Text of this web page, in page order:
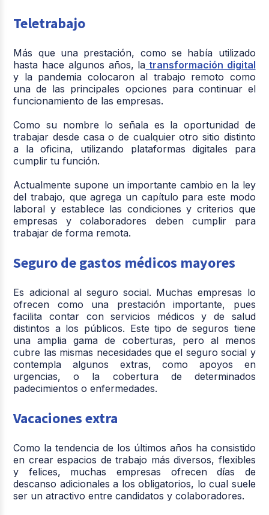
Teletrabajo
Más que una prestación, como se había utilizado
hasta hace algunos años, la transformación digital
y la pandemia colocaron al trabajo remoto como
una de las principales opciones para continuar el
funcionamiento de las empresas.
Como su nombre lo señala es la oportunidad de
trabajar desde casa o de cualquier otro sitio distinto
a la oficina, utilizando plataformas digitales para
cumplir tu función.
Actualmente supone un importante cambio en la ley
del trabajo, que agrega un capítulo para este modo
laboral y establece las condiciones y criterios que
empresas y colaboradores deben cumplir para
trabajar de forma remota.
Seguro de gastos médicos mayores
Es adicional al seguro social. Muchas empresas lo
ofrecen como una prestación importante, pues
facilita contar con servicios médicos y de salud
distintos a los públicos. Este tipo de seguros tiene
una amplia gama de coberturas, pero al menos
cubre las mismas necesidades que el seguro social y
contempla algunos extras, como apoyos en
urgencias, o la cobertura de determinados
padecimientos o enfermedades.
Vacaciones extra
Como la tendencia de los últimos años ha consistido
en crear espacios de trabajo más diversos, flexibles
y felices, muchas empresas ofrecen días de
descanso adicionales a los obligatorios, lo cual suele
ser un atractivo entre candidatos y colaboradores.